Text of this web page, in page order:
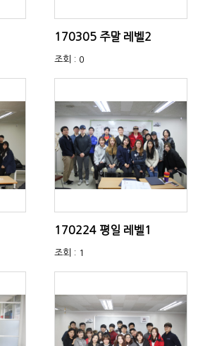
170305 주말 레벨2
조회 : 0
170224 평일 레벨1
조회 : 1